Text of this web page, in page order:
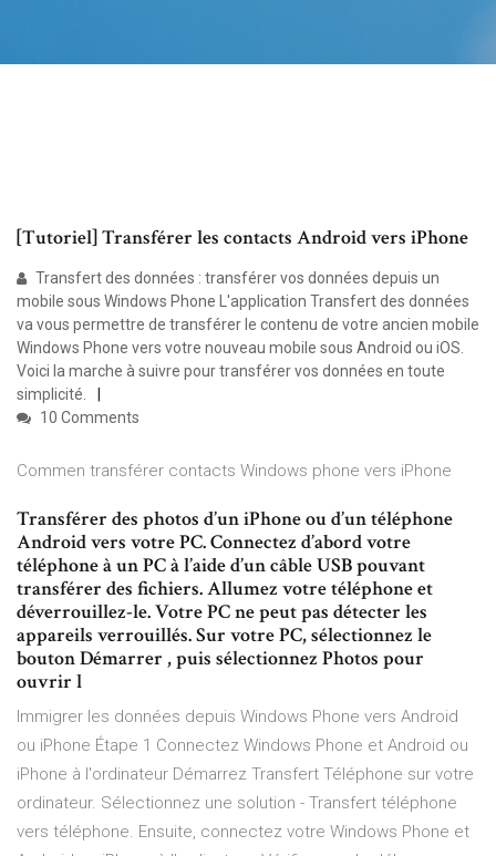
[Tutoriel] Transférer les contacts Android vers iPhone
Transfert des données : transférer vos données depuis un
mobile sous Windows Phone L'application Transfert des données
va vous permettre de transférer le contenu de votre ancien mobile
Windows Phone vers votre nouveau mobile sous Android ou iOS.
Voici la marche à suivre pour transférer vos données en toute
simplicité.
10 Comments
Commen transférer contacts Windows phone vers iPhone
Transférer des photos d’un iPhone ou d’un téléphone
Android vers votre PC. Connectez d’abord votre
téléphone à un PC à l’aide d’un câble USB pouvant
transférer des fichiers. Allumez votre téléphone et
déverrouillez-le. Votre PC ne peut pas détecter les
appareils verrouillés. Sur votre PC, sélectionnez le
bouton Démarrer , puis sélectionnez Photos pour
ouvrir l
Immigrer les données depuis Windows Phone vers Android
ou iPhone Étape 1 Connectez Windows Phone et Android ou
iPhone à l'ordinateur Démarrez Transfert Téléphone sur votre
ordinateur. Sélectionnez une solution - Transfert téléphone
vers téléphone. Ensuite, connectez votre Windows Phone et